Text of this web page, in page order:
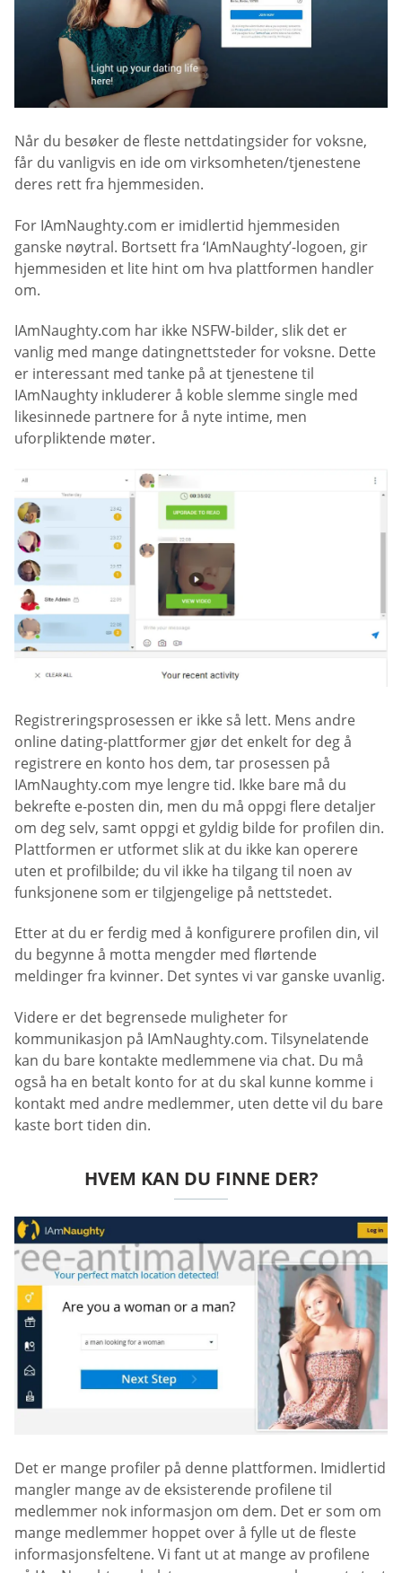
Når du besøker de fleste nettdatingsider for voksne,
får du vanligvis en ide om virksomheten/tjenestene
deres rett fra hjemmesiden.
For IAmNaughty.com er imidlertid hjemmesiden
ganske nøytral. Bortsett fra ‘IAmNaughty’-logoen, gir
hjemmesiden et lite hint om hva plattformen handler
om.
IAmNaughty.com har ikke NSFW-bilder, slik det er
vanlig med mange datingnettsteder for voksne. Dette
er interessant med tanke på at tjenestene til
IAmNaughty inkluderer å koble slemme single med
likesinnede partnere for å nyte intime, men
uforpliktende møter.
Registreringsprosessen er ikke så lett. Mens andre
online dating-plattformer gjør det enkelt for deg å
registrere en konto hos dem, tar prosessen på
IAmNaughty.com mye lengre tid. Ikke bare må du
bekrefte e-posten din, men du må oppgi flere detaljer
om deg selv, samt oppgi et gyldig bilde for profilen din.
Plattformen er utformet slik at du ikke kan operere
uten et profilbilde; du vil ikke ha tilgang til noen av
funksjonene som er tilgjengelige på nettstedet.
Etter at du er ferdig med å konfigurere profilen din, vil
du begynne å motta mengder med flørtende
meldinger fra kvinner. Det syntes vi var ganske uvanlig.
Videre er det begrensede muligheter for
kommunikasjon på IAmNaughty.com. Tilsynelatende
kan du bare kontakte medlemmene via chat. Du må
også ha en betalt konto for at du skal kunne komme i
kontakt med andre medlemmer, uten dette vil du bare
kaste bort tiden din.
HVEM KAN DU FINNE DER?
Det er mange profiler på denne plattformen. Imidlertid
mangler mange av de eksisterende profilene til
medlemmer nok informasjon om dem. Det er som om
mange medlemmer hoppet over å fylle ut de fleste
informasjonsfeltene. Vi fant ut at mange av profilene